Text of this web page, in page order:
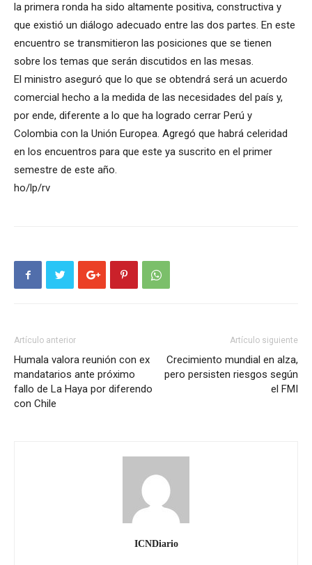
la primera ronda ha sido altamente positiva, constructiva y
que existió un diálogo adecuado entre las dos partes. En este
encuentro se transmitieron las posiciones que se tienen
sobre los temas que serán discutidos en las mesas.
El ministro aseguró que lo que se obtendrá será un acuerdo
comercial hecho a la medida de las necesidades del país y,
por ende, diferente a lo que ha logrado cerrar Perú y
Colombia con la Unión Europea. Agregó que habrá celeridad
en los encuentros para que este ya suscrito en el primer
semestre de este año.
ho/lp/rv
Artículo anterior
Humala valora reunión con ex
mandatarios ante próximo
fallo de La Haya por diferendo
con Chile
Artículo siguiente
Crecimiento mundial en alza,
pero persisten riesgos según
el FMI
ICNDiario